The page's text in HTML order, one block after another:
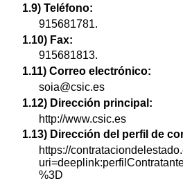
1.9) Teléfono:
915681781.
1.10) Fax:
915681813.
1.11) Correo electrónico:
soia@csic.es
1.12) Dirección principal:
http://www.csic.es
1.13) Dirección del perfil de
https://
%3D